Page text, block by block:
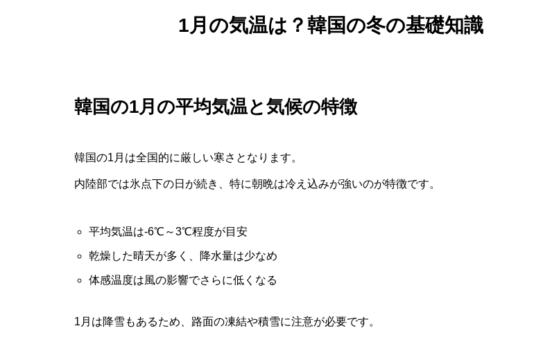
1月の気温は？韓国の冬の基礎知識
韓国の1月の平均気温と気候の特徴
韓国の1月は全国的に厳しい寒さとなります。
内陸部では氷点下の日が続き、特に朝晩は冷え込みが強いのが特徴です。
平均気温は-6℃～3℃程度が目安
乾燥した晴天が多く、降水量は少なめ
体感温度は風の影響でさらに低くなる
1月は降雪もあるため、路面の凍結や積雪に注意が必要です。